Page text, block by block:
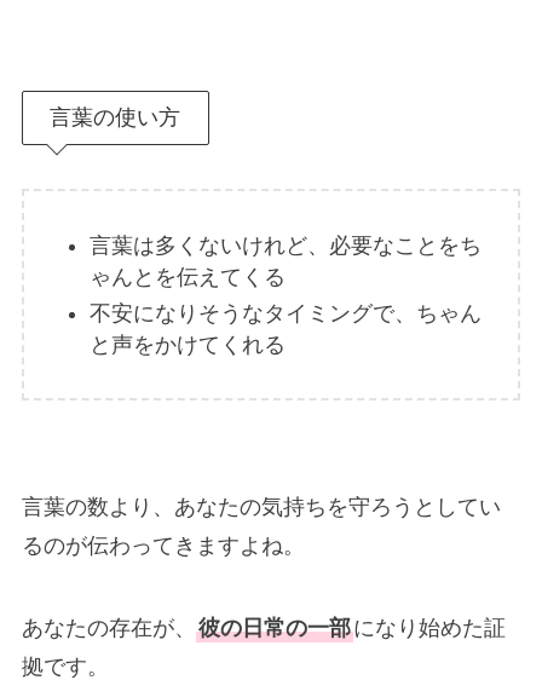
言葉の使い方
言葉は多くないけれど、必要なことをち
ゃんとを伝えてくる
不安になりそうなタイミングで、ちゃん
と声をかけてくれる
言葉の数より、あなたの気持ちを守ろうとしてい
るのが伝わってきますよね。
あなたの存在が、 彼の日常の一部になり始めた証
拠です。